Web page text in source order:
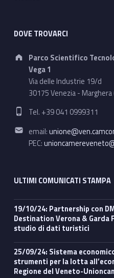
DOVE TROVARCI
Address:
Parco Scientifico
Vega 1
Via delle Industrie 19/d
30175 Venezia - Marghera
Phone number:
Tel. +39 041 0999311
Email address:
email:
PEC:
ULTIMI COMUNICATI STAMPA
19/10/24: Partnership con DMO Dolomiti Bellunesi e
Destination Verona & Garda
studio di dati turistici
25/09/24: Sistema economico e legalità, regole e
strumenti per la lotta
Regione del Veneto-